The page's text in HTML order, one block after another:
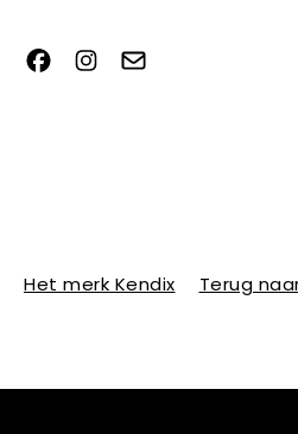
Het merk Kendix Terug